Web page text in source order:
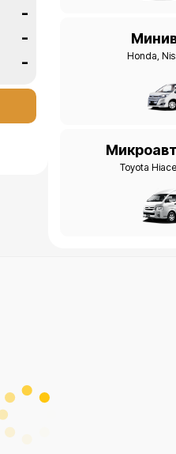
-
-
- Honda,
Toyota